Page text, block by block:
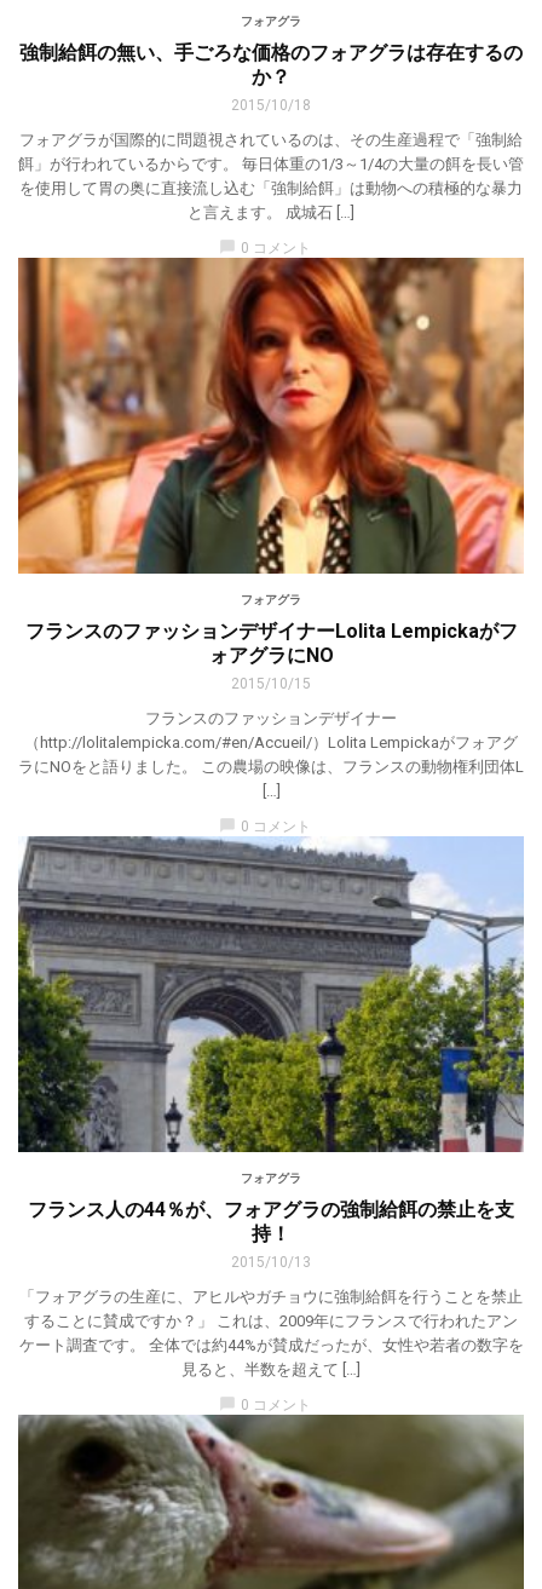
フォアグラ
強制給餌の無い、手ごろな価格のフォアグラは存在するの
か？
2015/10/18
フォアグラが国際的に問題視されているのは、その生産過程で「強制給
餌」が行われているからです。 毎日体重の1/3～1/4の大量の餌を長い管
を使用して胃の奥に直接流し込む「強制給餌」は動物への積極的な暴力
と言えます。 成城石 […]
0 コメント
フォアグラ
フランスのファッションデザイナーLolita Lempickaがフ
ォアグラにNO
2015/10/15
フランスのファッションデザイナー
（http://lolitalempicka.com/#en/Accueil/）Lolita Lempickaがフォアグ
ラにNOをと語りました。 この農場の映像は、フランスの動物権利団体L
[…]
chat_bubble 0 コメント
フォアグラ
フランス人の44％が、フォアグラの強制給餌の禁止を支
持！
2015/10/13
「フォアグラの生産に、アヒルやガチョウに強制給餌を行うことを禁止
することに賛成ですか？」 これは、2009年にフランスで行われたアン
ケート調査です。 全体では約44%が賛成だったが、女性や若者の数字を
見ると、半数を超えて […]
chat_bubble 0 コメント